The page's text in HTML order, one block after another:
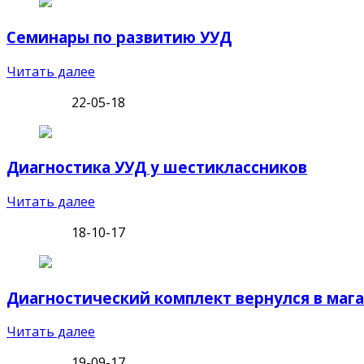
Семинары по развитию УУД
Читать далее
22-05-18
Диагностика УУД у шестиклассников
Читать далее
18-10-17
Диагностический комплект вернулся в
Читать далее